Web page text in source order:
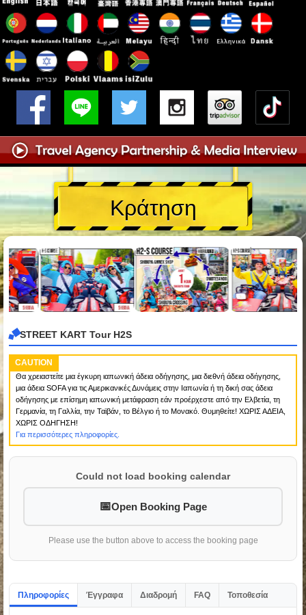
Κράτηση
STREET KART Tour H2S
CAUTION
Θα χρειαστείτε μια έγκυρη ιαπωνική άδεια οδήγησης, μια διεθνή άδεια οδήγησης,
μια άδεια SOFA για τις Αμερικανικές Δυνάμεις στην Ιαπωνία ή τη δική σας άδεια
οδήγησης με επίσημη ιαπωνική μετάφραση εάν προέρχεστε από την Ελβετία, τη
Γερμανία, τη Γαλλία, την Ταϊβάν, το Βέλγιο ή το Μονακό. Θυμηθείτε! ΧΩΡΙΣ ΑΔΕΙΑ,
ΧΩΡΙΣ ΟΔΗΓΗΣΗ!
Για περισσότερες πληροφορίες.
Could not load booking calendar
Open Booking Page
Please use the button above to access the booking page
Πληροφορίες Έγγραφα Διαδρομή FAQ Τοποθεσία